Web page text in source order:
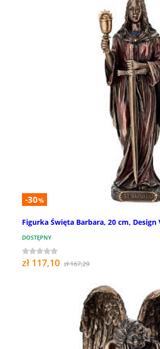
-30%
Figurka Święta Barbara, 20 cm, Design
DOSTĘPNY
zł 117,10 zł 167,29